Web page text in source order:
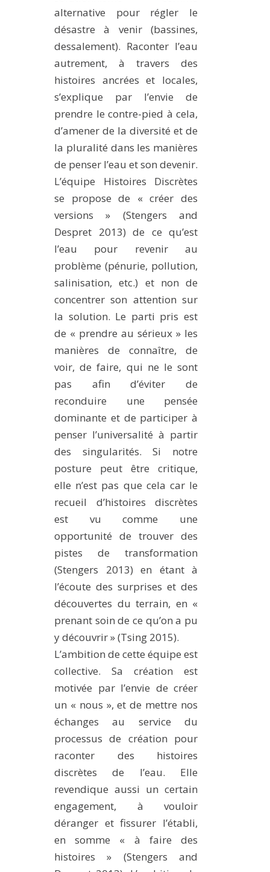
alternative pour régler le
désastre à venir (bassines,
dessalement). Raconter l’eau
autrement, à travers des
histoires ancrées et locales,
s’explique par l’envie de
prendre le contre-pied à cela,
d’amener de la diversité et de
la pluralité dans les manières
de penser l’eau et son devenir.
L’équipe Histoires Discrètes
se propose de « créer des
versions » (Stengers and
Despret 2013) de ce qu’est
l’eau pour revenir au
problème (pénurie, pollution,
salinisation, etc.) et non de
concentrer son attention sur
la solution. Le parti pris est
de « prendre au sérieux » les
manières de connaître, de
voir, de faire, qui ne le sont
pas afin d’éviter de
reconduire une pensée
dominante et de participer à
penser l’universalité à partir
des singularités. Si notre
posture peut être critique,
elle n’est pas que cela car le
recueil d’histoires discrètes
est vu comme une
opportunité de trouver des
pistes de transformation
(Stengers 2013) en étant à
l’écoute des surprises et des
découvertes du terrain, en «
prenant soin de ce qu’on a pu
y découvrir » (Tsing 2015).
L’ambition de cette équipe est
collective. Sa création est
motivée par l’envie de créer
un « nous », et de mettre nos
échanges au service du
processus de création pour
raconter des histoires
discrètes de l’eau. Elle
revendique aussi un certain
engagement, à vouloir
déranger et fissurer l’établi,
en somme « à faire des
histoires » (Stengers and